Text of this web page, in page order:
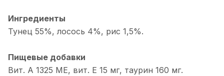
Ингредиенты
Тунец 55%, лосось 4%, рис 1,5%.
Пищевые добавки
Вит. A 1325 МЕ, вит. E 15 мг, таурин 160 мг.